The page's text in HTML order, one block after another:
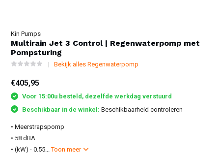
Kin Pumps
Multirain Jet 3 Control | Regenwaterpomp met
Pompsturing
Bekijk alles Regenwaterpomp
€405,95
Voor 15:00u besteld, dezelfde werkdag verstuurd
Beschikbaar in de winkel:Beschikbaarheid controleren
• Meerstrapspomp
• 58 dBA
• (kW) - 0.55...Toon meer